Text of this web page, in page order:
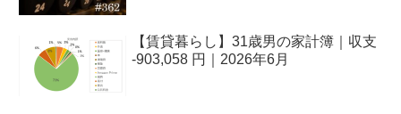
【賃貸暮らし】31歳男の家計簿｜収支
-903,058 円｜2026年6月